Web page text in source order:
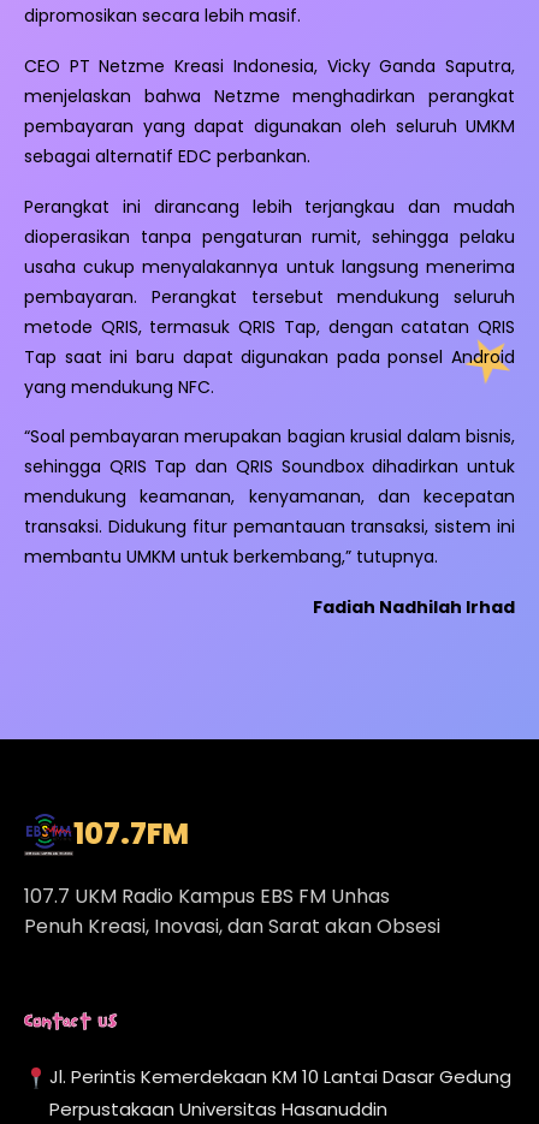
dipromosikan secara lebih masif.
CEO PT Netzme Kreasi Indonesia, Vicky Ganda Saputra,
menjelaskan bahwa Netzme menghadirkan perangkat
pembayaran yang dapat digunakan oleh seluruh UMKM
sebagai alternatif EDC perbankan.
Perangkat ini dirancang lebih terjangkau dan mudah
dioperasikan tanpa pengaturan rumit, sehingga pelaku
usaha cukup menyalakannya untuk langsung menerima
pembayaran. Perangkat tersebut mendukung seluruh
metode QRIS, termasuk QRIS Tap, dengan catatan QRIS
Tap saat ini baru dapat digunakan pada ponsel Android
yang mendukung NFC.
“Soal pembayaran merupakan bagian krusial dalam bisnis,
sehingga QRIS Tap dan QRIS Soundbox dihadirkan untuk
mendukung keamanan, kenyamanan, dan kecepatan
transaksi. Didukung fitur pemantauan transaksi, sistem ini
membantu UMKM untuk berkembang,” tutupnya.
Fadiah Nadhilah Irhad
107.7FM
107.7 UKM Radio Kampus EBS FM Unhas
Penuh Kreasi, Inovasi, dan Sarat akan Obsesi
Contact Us
Jl. Perintis Kemerdekaan KM 10 Lantai Dasar Gedung
Perpustakaan Universitas Hasanuddin